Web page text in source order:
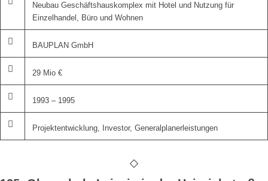
Neubau Geschäftshauskomplex mit Hotel und Nutzung für
Einzelhandel, Büro und Wohnen
BAUPLAN GmbH
29 Mio €
1993 – 1995
Projektentwicklung, Investor, Generalplanerleistungen